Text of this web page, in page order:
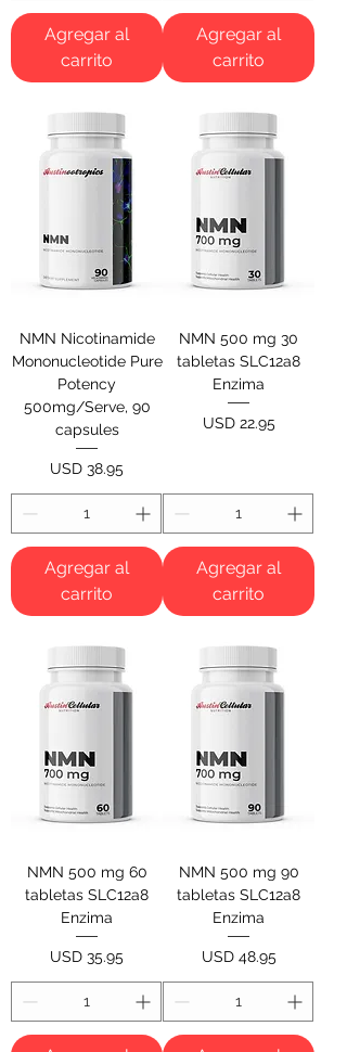
Agregar al
carrito
Agregar al
carrito
NMN Nicotinamide
Mononucleotide Pure
Potency
500mg/Serve, 90
capsules
Precio
USD 38.95
Agregar al
carrito
NMN 500 mg 30
tabletas SLC12a8
Enzima
Precio
USD 22.95
Agregar al
carrito
NMN 500 mg 60
tabletas SLC12a8
Enzima
Precio
USD 35.95
NMN 500 mg 90
tabletas SLC12a8
Enzima
Precio
USD 48.95